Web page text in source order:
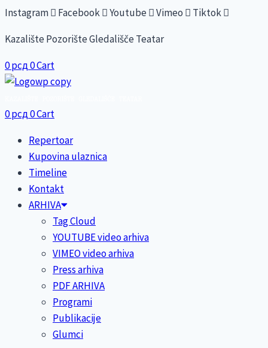
Skip
content
Instagram Facebook Youtube Vimeo
Tiktok
Kazalište Pozorište Gledališče Teatar
0рсд0Cart
0рсд0Cart
Repertoar
Kupovina ulaznica
Timeline
Kontakt
ARHIVA
Tag Cloud
YOUTUBE video arhiva
VIMEO video arhiva
Press arhiva
PDF ARHIVA
Programi
Publikacije
Glumci